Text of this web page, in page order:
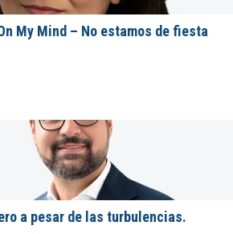
My Mind – No estamos de fiesta
a pesar de las turbulencias.